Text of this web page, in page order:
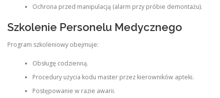
Ochrona przed manipulacją (alarm przy próbie demontażu).
Szkolenie Personelu Medycznego
Program szkoleniowy obejmuje:
Obsługę codzienną.
Procedury użycia kodu master przez kierowników apteki.
Postępowanie w razie awarii.